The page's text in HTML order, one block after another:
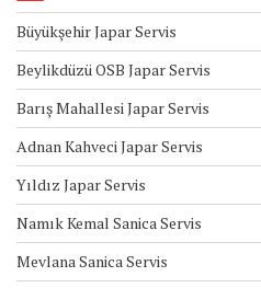
Büyükşehir Japar Servis
Beylikdüzü OSB Japar Servis
Barış Mahallesi Japar Servis
Adnan Kahveci Japar Servis
Yıldız Japar Servis
Namık Kemal Sanica Servis
Mevlana Sanica Servis